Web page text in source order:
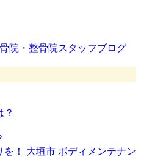
？
！ 大垣市 ボディメンテナン